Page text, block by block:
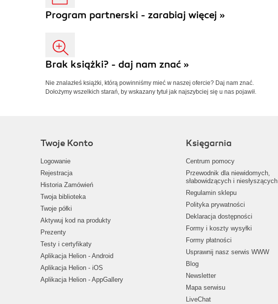
Program partnerski - zarabiaj więcej »
Brak książki? - daj nam znać »
Nie znalazłeś książki, którą powinniśmy mieć w naszej ofercie? Daj nam znać.
Dołożymy wszelkich starań, by wskazany tytuł jak najszybciej się u nas pojawił.
Twoje Konto
Logowanie
Rejestracja
Historia Zamówień
Twoja biblioteka
Twoje półki
Aktywuj kod na produkty
Prezenty
Testy i certyfikaty
Aplikacja Helion - Android
Aplikacja Helion - iOS
Aplikacja Helion - AppGallery
Księgarnia
Centrum pomocy
Przewodnik dla niewidomych,
słabowidzących i niesłyszących
Regulamin sklepu
Polityka prywatności
Deklaracja dostępności
Formy i koszty wysyłki
Formy płatności
Usprawnij nasz serwis WWW
Blog
Newsletter
Mapa serwisu
LiveChat